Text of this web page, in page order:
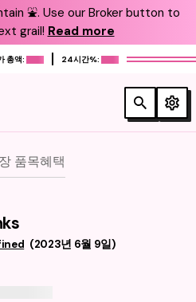
⛲️. Use our Broker button to
grail! Read more
총액: 24시간%:
품목혜택
(2023년 6월 9일)